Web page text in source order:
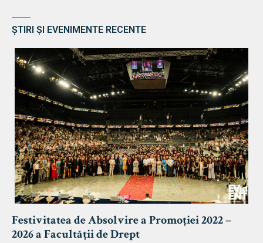
ȘTIRI ȘI EVENIMENTE RECENTE
Festivitatea de Absolvire a Promoției 2022 –
2026 a Facultății de Drept